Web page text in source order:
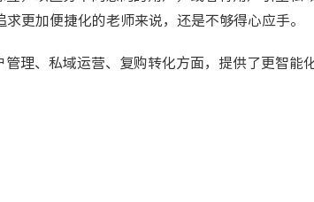
更加便捷化的老师来说，还是不够得心应手。
理、私域运营、复购转化方面，提供了更智能